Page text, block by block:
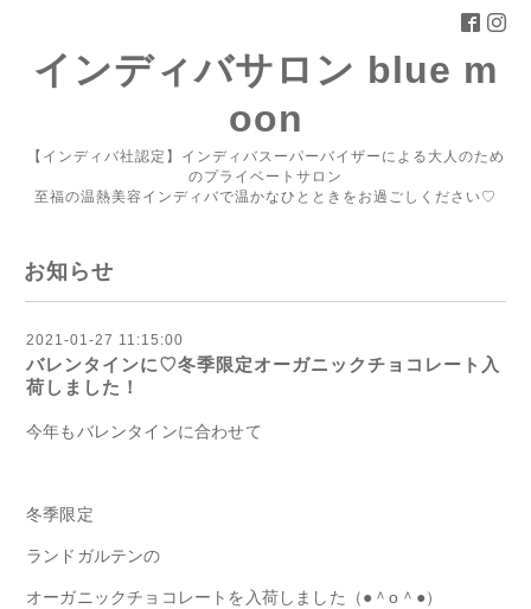
インディバサロン blue m
oon
【インディバ社認定】インディバスーパーバイザーによる大人のため
のプライベートサロン
至福の温熱美容インディバで温かなひとときをお過ごしください♡
お知らせ
2021-01-27 11:15:00
バレンタインに♡冬季限定オーガニックチョコレート入
荷しました！
今年もバレンタインに合わせて
冬季限定
ランドガルテンの
オーガニックチョコレートを入荷しました（●＾o＾●）